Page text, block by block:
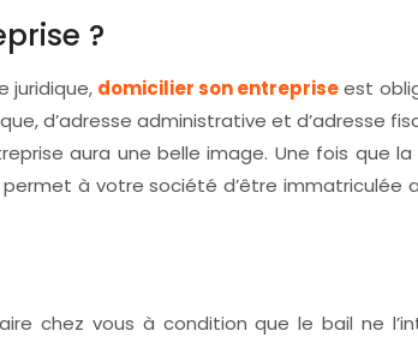
?
juridique, domicilier son entrepriseest
d’adresse administrative et d’adresse
aura une belle image. Une fois que
à votre société d’être immatriculée
chez vous à condition que le bail ne